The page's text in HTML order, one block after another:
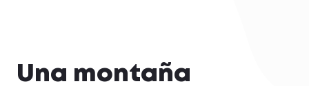
Una montaña